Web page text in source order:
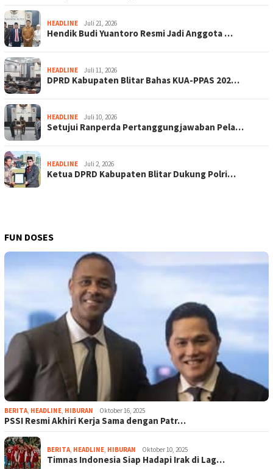
HEADLINE Juli 21, 2026
Hendik Budi Yuantoro Resmi Jadi Anggota …
HEADLINE Juli 11, 2026
DPRD Kabupaten Blitar Bahas KUA-PPAS 202…
HEADLINE Juli 10, 2026
Setujui Ranperda Pertanggungjawaban Pela…
HEADLINE Juli 2, 2026
Ketua DPRD Kabupaten Blitar Dukung Polri…
FUN DOSES
BERITA HEADLINE HIBURAN Oktober 16, 2025
PSSI Resmi Akhiri Kerja Sama dengan Patr…
BERITA HEADLINE HIBURAN Oktober 10, 2025
Timnas Indonesia Siap Hadapi Irak di Lag…